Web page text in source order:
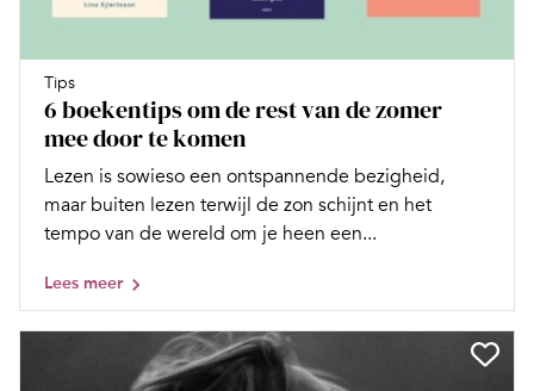
Tips
6 boekentips om de rest van de zomer
mee door te komen
Lezen is sowieso een ontspannende bezigheid,
maar buiten lezen terwijl de zon schijnt en het
tempo van de wereld om je heen een...
Lees meer